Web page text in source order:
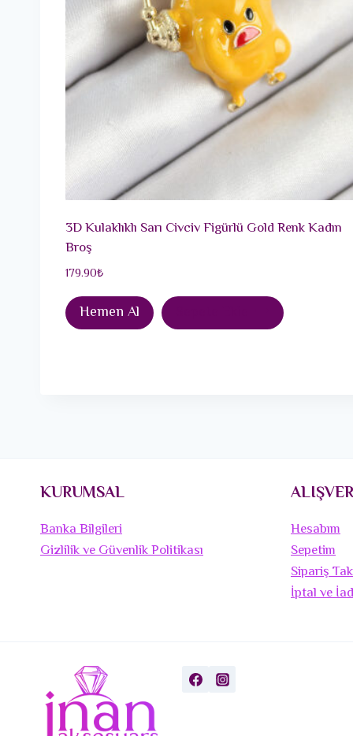
3D Kulaklıklı Sarı Civciv Figürlü Gold Renk Kadın
Broş
179.90₺
Hemen Al
KURUMSAL
Banka Bilgileri
Gizlilik ve Güvenlik Politikası
Hesabım
Sepetim
Sipariş
İptal ve